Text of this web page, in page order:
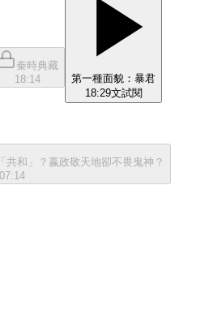
秦時典藏
18:14
第一種面貌：暴君
18:29文試閱
共和」？嬴政敬天地卻不畏鬼神？
07:14